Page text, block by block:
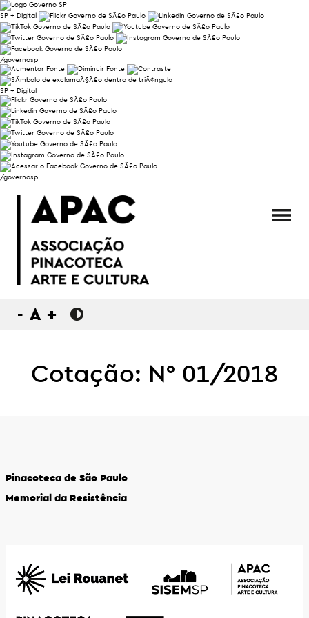
SP + Digital
/governosp
SP + Digital
/governosp
- A +
Cotação: N° 01/2018
Pinacoteca de São Paulo
Memorial da Resistência